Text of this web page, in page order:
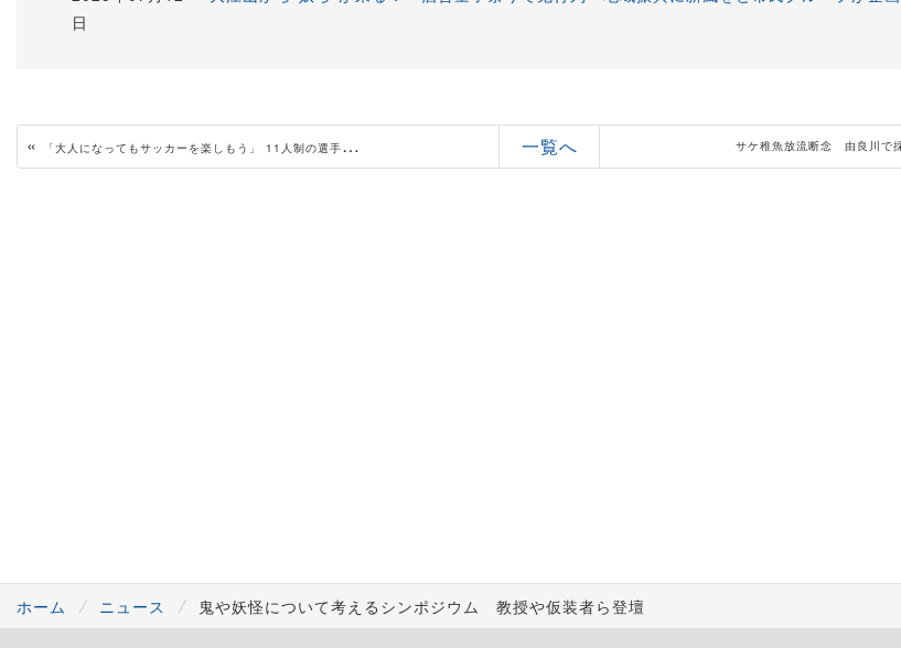
日
« 「大人になってもサッカーを楽しもう」 11人制の選手権大会開く 福知山サッカー協会 一覧へ
ホーム ニュース 鬼や妖怪について考えるシンポジウム 教授や仮装者ら登壇